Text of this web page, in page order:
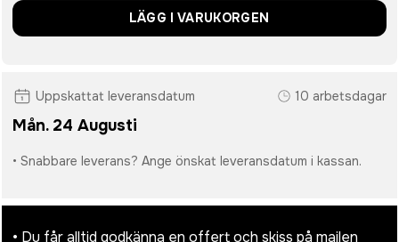
LÄGG I VARUKORGEN
Uppskattat leveransdatum 10 arbetsdagar
Mån. 24 Augusti
• Snabbare leverans? Ange önskat leveransdatum i kassan.
• Du får alltid godkänna en offert och skiss på mailen